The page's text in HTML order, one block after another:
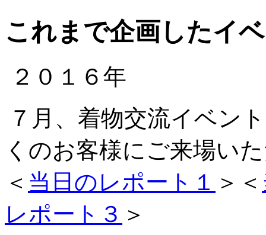
これまで企画したイ
２０１６年
７月、着物交流イベン
くのお客様にご来場い
＜ 当日のレポート１ ＞＜
レポート３ ＞